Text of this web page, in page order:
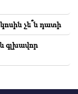
չե՞ն դատի
գլխավոր